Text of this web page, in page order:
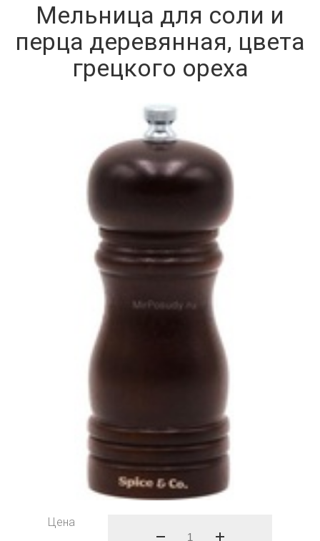
Мельница для соли и
перца деревянная, цвета
грецкого ореха
Цена